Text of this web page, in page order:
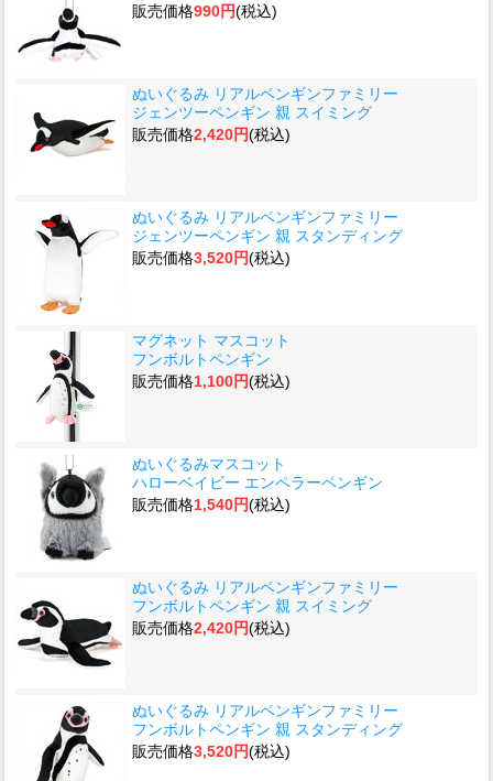
販売価格990円(税込)
ぬいぐるみ リアルペンギンファミリー
ジェンツーペンギン 親 スイミング
販売価格2,420円(税込)
ぬいぐるみ リアルペンギンファミリー
ジェンツーペンギン 親 スタンディング
販売価格3,520円(税込)
マグネット マスコット
フンボルトペンギン
販売価格1,100円(税込)
ぬいぐるみマスコット
ハローベイビー エンペラーペンギン
販売価格1,540円(税込)
ぬいぐるみ リアルペンギンファミリー
フンボルトペンギン 親 スイミング
販売価格2,420円(税込)
ぬいぐるみ リアルペンギンファミリー
フンボルトペンギン 親 スタンディング
販売価格3,520円(税込)